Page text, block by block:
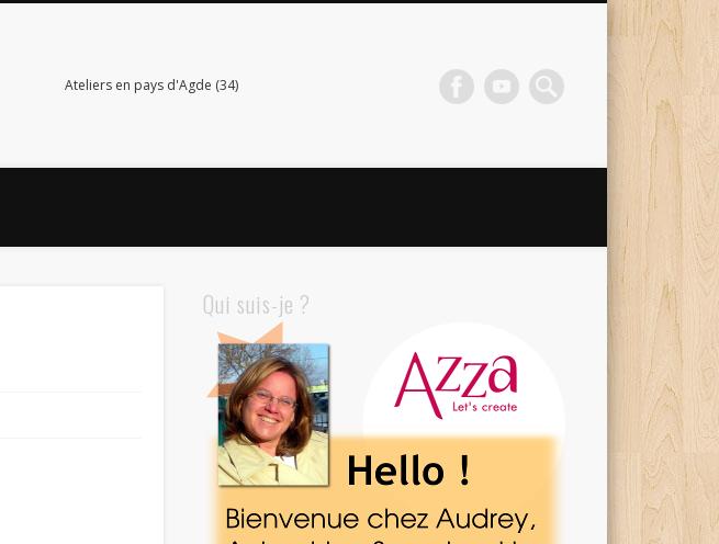
Ateliers en pays d'Agde (34)
Qui suis-je ?